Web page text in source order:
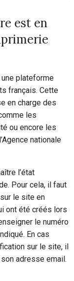
est en
plateforme
français. Cette
en charge des
les
ou encore les
nationale
l’état
Pour cela, il faut
le site en
ont été créés lors
le numéro
En cas
sur le site, il
adresse email.